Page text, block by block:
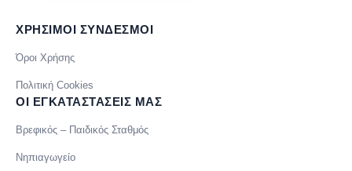
ΧΡΗΣΙΜΟΙ ΣΥΝΔΕΣΜΟΙ
Όροι Χρήσης
Πολιτική Cookies
ΟΙ ΕΓΚΑΤΑΣΤΑΣΕΙΣ ΜΑΣ
Βρεφικός – Παιδικός Σταθμός
Νηπιαγωγείο